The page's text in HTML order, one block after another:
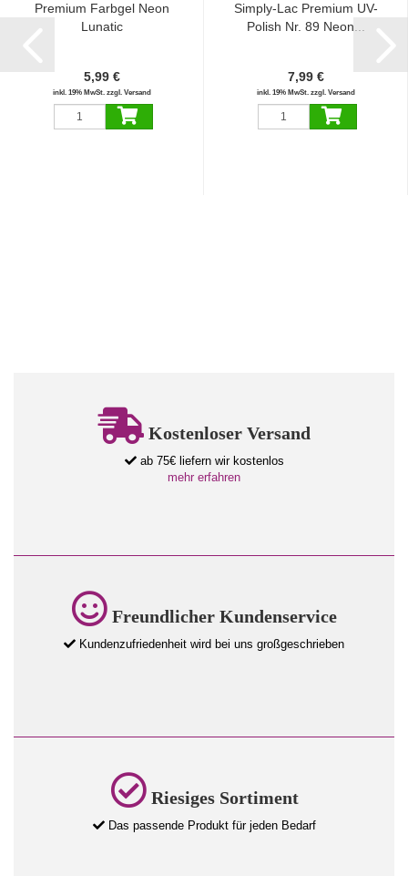
Premium Farbgel Neon
Lunatic
5,99 €
inkl. 19% MwSt. zzgl. Versand
Simply-Lac Premium UV-
Polish Nr. 89 Neon...
7,99 €
inkl. 19% MwSt. zzgl. Versand
Kostenloser Versand
ab 75€ liefern wir kostenlos
mehr erfahren
Freundlicher Kundenservice
Kundenzufriedenheit wird bei uns großgeschrieben
Riesiges Sortiment
Das passende Produkt für jeden Bedarf